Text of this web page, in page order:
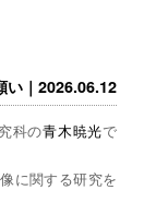
い｜2026.06.12
科の青木暁光で
に関する研究を